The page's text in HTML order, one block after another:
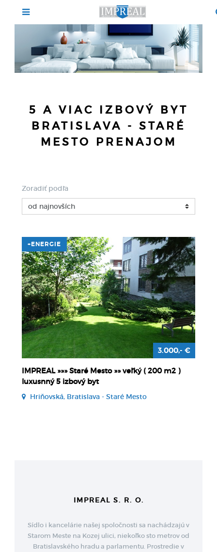
5 A VIAC IZBOVÝ BYT
BRATISLAVA - STARÉ
MESTO PRENAJOM
Zoradiť podľa
+ENERGIE
IMPREAL »»» Staré Mesto »» veľký ( 200 m2 )
luxusnný 5 izbový byt
Hriňovská, Bratislava - Staré Mesto
3.000,- €
IMPREAL S. R. O.
Sídlo i kancelárie našej spoločnosti sa nachádzajú v
Starom Meste na Kozej ulici, niekoľko sto metrov od
Bratislavského hradu a parlamentu. Prostredie v